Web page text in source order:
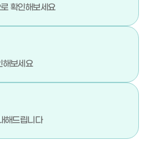
051-792-4990
구연습장
051-792-4942
확인해보세요
보세요
해드립니다